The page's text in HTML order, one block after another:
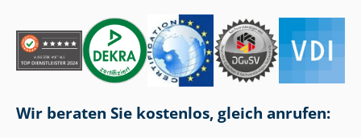
Wir beraten Sie kostenlos, gleich anrufen: